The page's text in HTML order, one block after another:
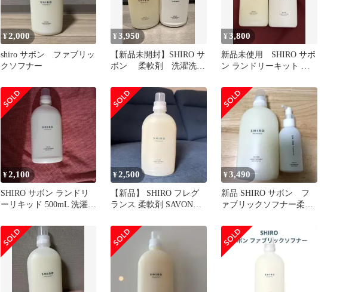
¥2,000
shiro サボン ファブリッ
クソフナー
¥3,950
【新品未開封】SHIRO サ
ボン 柔軟剤 洗濯洗剤
¥3,800
新品未使用 SHIRO サボ
ン ランドリーキット フ
¥2,100
SHIRO サボン ランドリ
ーリキッド 500mL 洗濯用
¥2,500
【新品】 SHIRO フレグ
ランス 柔軟剤 SAVON
¥3,490
新品 SHIRO サボン フ
ァブリックソフナー柔軟